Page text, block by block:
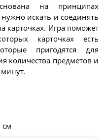
на принципах
искать и соединять
карточках. Игра поможет
карточках есть
пригодятся для
количества предметов и
см